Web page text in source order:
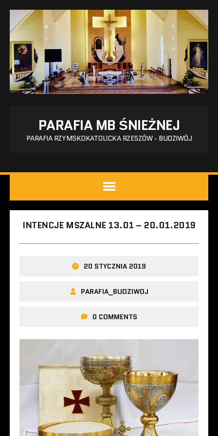
PARAFIA MB ŚNIEŻNEJ
PARAFIA RZYMSKOKATOLICKA RZESZÓW - BUDZIWÓJ
INTENCJE MSZALNE 13.01 – 20.01.2019
20 STYCZNIA 2019
PARAFIA_BUDZIWOJ
0 COMMENTS